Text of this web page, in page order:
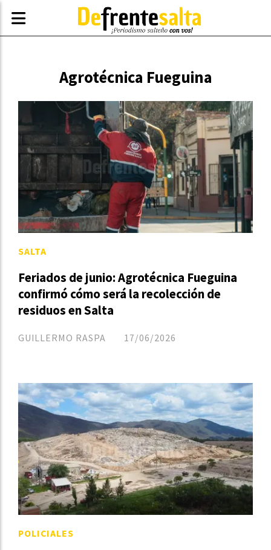
Agrotécnica Fueguina
Feriados de junio: Agrotécnica Fueguina
confirmó cómo será la recolección de
residuos en Salta
GUILLERMO RASPA
SALTA
17/06/2026
POLICIALES